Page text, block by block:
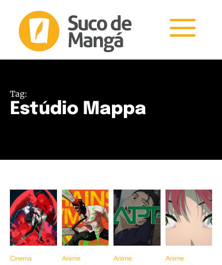
Tag:
Estúdio Mappa
Cinema Anime Anime Anime